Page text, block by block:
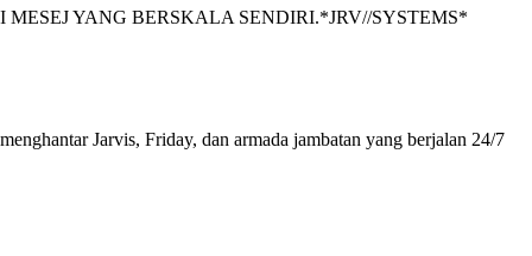
MESEJ YANG BERSKALA SENDIRI.*JRV//SYSTEMS*
Jarvis, Friday, dan armada jambatan yang berjalan 24/7